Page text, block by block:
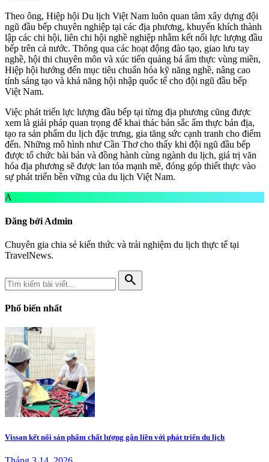
Theo ông, Hiệp hội Du lịch Việt Nam luôn quan tâm xây dựng đội
ngũ đầu bếp chuyên nghiệp tại các địa phương, khuyến khích thành
lập các chi hội, liên chi hội nghề nghiệp nhằm kết nối lực lượng đầu
bếp trên cả nước. Thông qua các hoạt động đào tạo, giao lưu tay
nghề, hội thi chuyên môn và xúc tiến quảng bá ẩm thực vùng miền,
Hiệp hội hướng đến mục tiêu chuẩn hóa kỹ năng nghề, nâng cao
tính sáng tạo và khả năng hội nhập quốc tế cho đội ngũ đầu bếp
Việt Nam.
Việc phát triển lực lượng đầu bếp tại từng địa phương cũng được
xem là giải pháp quan trọng để khai thác bản sắc ẩm thực bản địa,
tạo ra sản phẩm du lịch đặc trưng, gia tăng sức cạnh tranh cho điểm
đến. Những mô hình như Cần Thơ cho thấy khi đội ngũ đầu bếp
được tổ chức bài bản và đồng hành cùng ngành du lịch, giá trị văn
hóa địa phương sẽ được lan tỏa mạnh mẽ, đóng góp thiết thực vào
sự phát triển bền vững của du lịch Việt Nam.
A
Đăng bởi Admin
Chuyên gia chia sẻ kiến thức và trải nghiệm du lịch thực tế tại
TravelNews.
search
Phổ biến nhất
Vissan kết nối sản phẩm chất lượng gắn liền với phát triển du lịch